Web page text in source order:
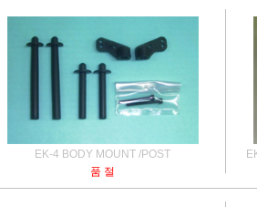
EK-4 BODY MOUNT /POST
품 절